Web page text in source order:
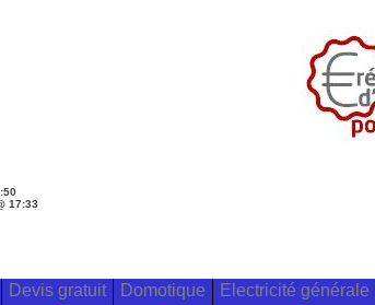
17:33
Devis gratuit Domotique Electricité générale